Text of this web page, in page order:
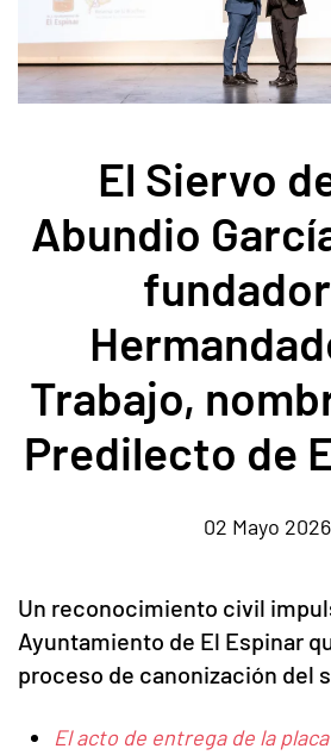
El Siervo
Abundio
Trabajo,
Predilecto de
02 Mayo 2026
Un reconocimiento civil
Ayuntamiento de El Espinar
proceso de canonización del
El acto de entrega de la